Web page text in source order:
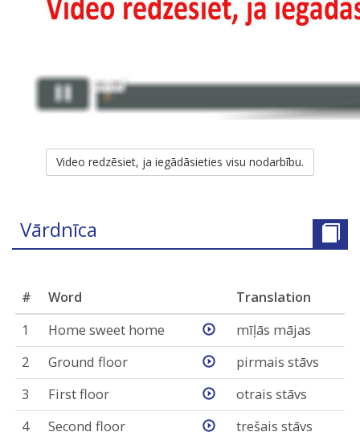
Video redzēsiet, ja iegādāsieties visu nodarbību.
Vārdnīca
# Word
Translation
1
Home sweet home
mīļās mājas
2
Ground floor
pirmais stāvs
3
First floor
otrais stāvs
4
Second floor
trešais stāvs